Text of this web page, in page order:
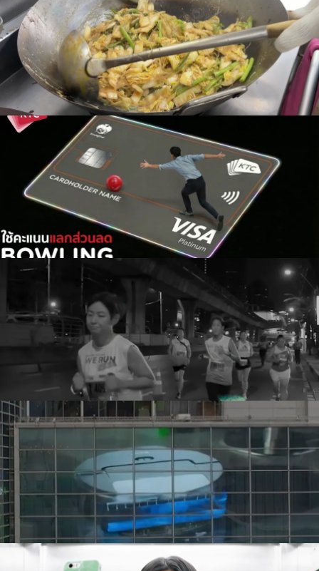
ICS - Lotus Eatery Pre Promote
Ads
KTC - KTC Visa Platinum
AWC - CBD We Run Event Promo
Dyson - Dyson Spot+Scrub™ Ai